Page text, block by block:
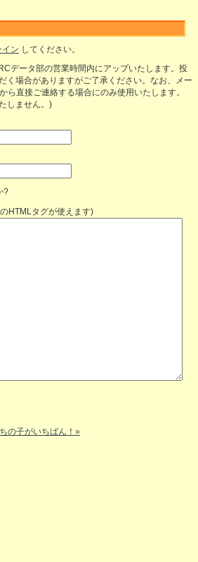
イン してください。
データ部の営業時間内にアップいたします。投
く場合がありますがご了承ください。なお、メー
ら直接ご連絡する場合にのみ使用いたします。
しません。)
?
HTMLタグが使えます)
の子がいちばん！»